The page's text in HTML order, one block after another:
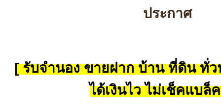
ประกาศ
[ รับจำนอง ขายฝาก บ้าน ที่ดิน ทั่ว
ได้เงินไว ไม่เช็คแบล็